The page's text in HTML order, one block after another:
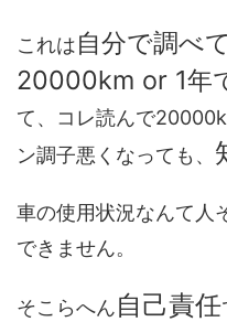
これは自分で調べ
20000km or 1年
て、コレ読んで
ン調子悪くなっても、
車の使用状況なんて人
できません。
そこらへん自己責任